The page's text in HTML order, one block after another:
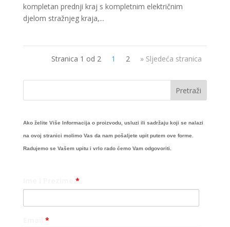
kompletan prednji kraj s kompletnim električnim
djelom stražnjeg kraja,...
Stranica 1 od 2 1 2 » Sljedeća stranica
Ako želite Više Informacija o proizvodu, usluzi ili sadržaju koji se nalazi
na ovoj stranici molimo Vas da nam pošaljete upit putem ove forme.
Radujemo se Vašem upitu i vrlo rado ćemo Vam odgovoriti.
*
*